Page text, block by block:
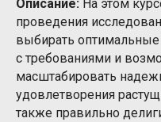
Описание: На этом
проведения
выбирать оптимальные
с требованиями и
масштабировать
удовлетворения
также правильно